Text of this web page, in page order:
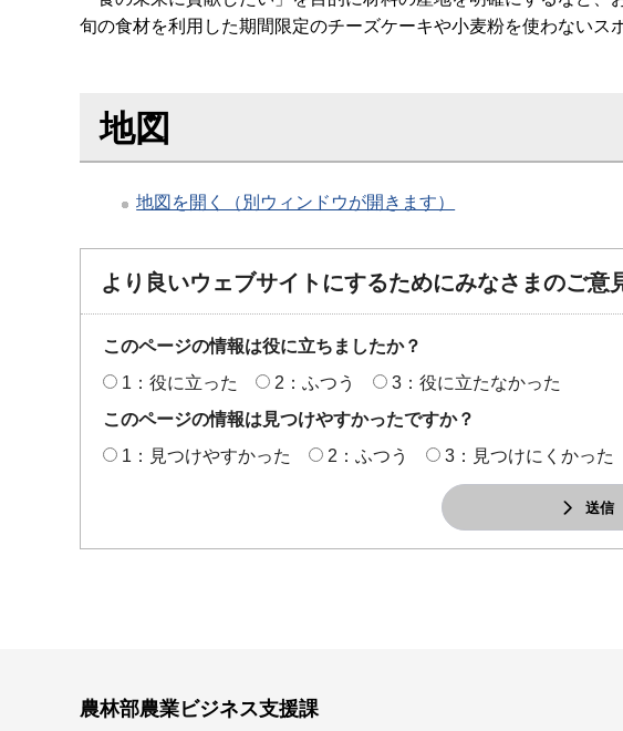
旬の食材を利用した期間限定のチーズケーキや小麦粉を使わないス
地図
地図を開く（別ウィンドウが開きます）
より良いウェブサイトにするためにみなさまのご意
このページの情報は役に立ちましたか？
1：役に立った
2：ふつう
3：役に立たなかった
このページの情報は見つけやすかったですか？
1：見つけやすかった
2：ふつう 3：見つけにくかった
送信
農林部農業ビジネス支援課